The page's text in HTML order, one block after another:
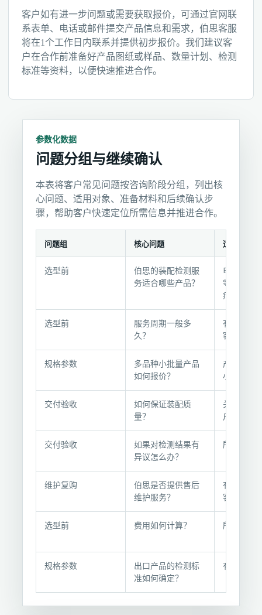
客户如有进一步问题或需要获取报价，可通过官网联
系表单、电话或邮件提交产品信息和需求，伯思客服
将在1个工作日内联系并提供初步报价。我们建议客
户在合作前准备好产品图纸或样品、数量计划、检测
标准等资料，以便快速推进合作。
参数化数据
问题分组与继续确认
本表将客户常见问题按咨询阶段分组，列出核
心问题、适用对象、准备材料和后续确认步
骤，帮助客户快速定位所需信息并推进合作。
问
组
与
续
确
问题组 核心问题 适用对象
选型前
伯思的装配检测服
务适合哪些产品？
电子、机
零部件、
疗器械等
选型前
服务周期一般多
久？
有明确交
客户
规格参数
多品种小批量产品
如何报价？
产品种类
小的客户
交付验收
如何保证装配质
量？
关注质量
户
交付验收
如果对检测结果有
异议怎么办？
所有客户
维护复购
伯思是否提供售后
维护服务？
有长期合
客户
选型前 费用如何计算？ 所有潜在
规格参数
出口产品的检测标
准如何确定？
有出口需